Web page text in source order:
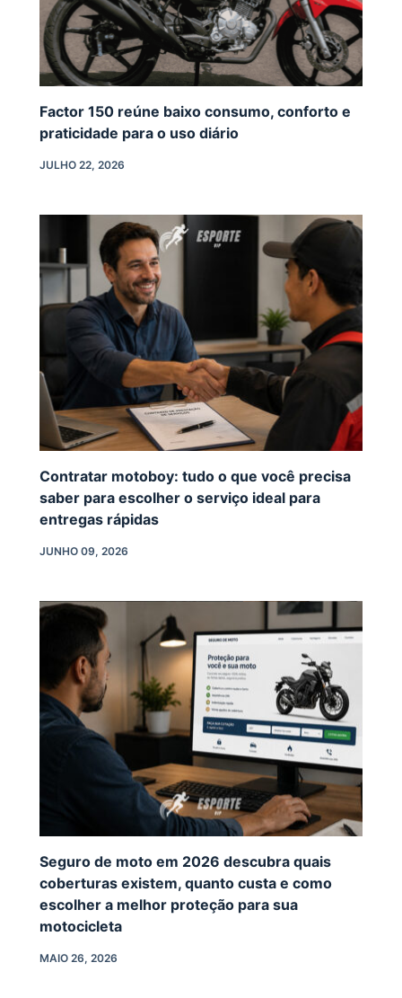
Factor 150 reúne baixo consumo, conforto e
praticidade para o uso diário
JULHO 22, 2026
Contratar motoboy: tudo o que você precisa
saber para escolher o serviço ideal para
entregas rápidas
JUNHO 09, 2026
Seguro de moto em 2026 descubra quais
coberturas existem, quanto custa e como
escolher a melhor proteção para sua
motocicleta
MAIO 26, 2026